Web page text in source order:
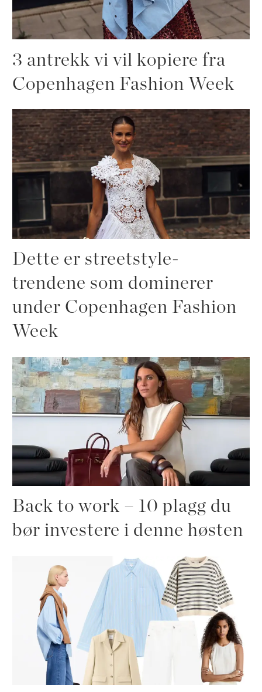
3 antrekk vi vil kopiere fra
Copenhagen Fashion Week
Dette er streetstyle-
trendene som dominerer
under Copenhagen Fashion
Week
Back to work – 10 plagg du
bør investere i denne høsten